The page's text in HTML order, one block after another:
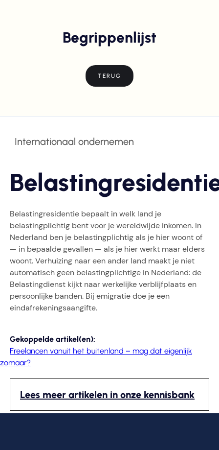
Begrippenlijst
TERUG
Internationaal ondernemen
Belastingresidentie bepaalt in welk land je
belastingplichtig bent voor je wereldwijde inkomen. In
Nederland ben je belastingplichtig als je hier woont of
— in bepaalde gevallen — als je hier werkt maar elders
woont. Verhuizing naar een ander land maakt je niet
automatisch geen belastingplichtige in Nederland: de
Belastingdienst kijkt naar werkelijke verblijfplaats en
persoonlijke banden. Bij emigratie doe je een
eindafrekeningsaangifte.
Gekoppelde artikel(en):
Freelancen vanuit het buitenland – mag dat eigenlijk
zomaar?
Lees meer artikelen in onze kennisbank